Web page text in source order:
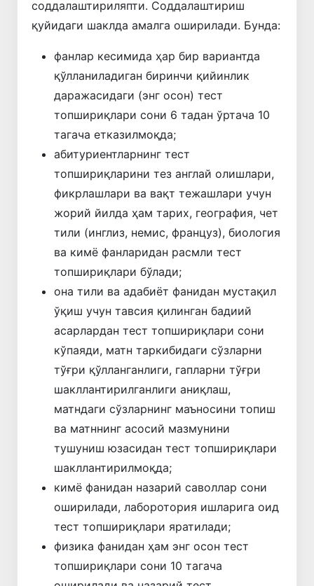
соддалаштириляпти. Соддалаштириш
қуйидаги шаклда амалга оширилади. Бунда:
фанлар кесимида ҳар бир вариантда
қўлланиладиган биринчи қийинлик
даражасидаги (энг осон) тест
топшириқлари сони 6 тадан ўртача 10
тагача етказилмоқда;
абитуриентларнинг тест
топшириқларини тез англай олишлари,
фикрлашлари ва вақт тежашлари учун
жорий йилда ҳам тарих, география, чет
тили (инглиз, немис, француз), биология
ва кимё фанларидан расмли тест
топшириқлари бўлади;
она тили ва адабиёт фанидан мустақил
ўқиш учун тавсия қилинган бадиий
асарлардан тест топшириқлари сони
кўпаяди, матн таркибидаги сўзларни
тўғри қўлланганлиги, гапларни тўғри
шакллантирилганлиги аниқлаш,
матндаги сўзларнинг маъносини топиш
ва матннинг асосий мазмунини
тушуниш юзасидан тест топшириқлари
шакллантирилмоқда;
кимё фанидан назарий саволлар сони
оширилади, лаборотория ишларига оид
тест топшириқлари яратилади;
физика фанидан ҳам энг осон тест
топшириқлари сони 10 тагача